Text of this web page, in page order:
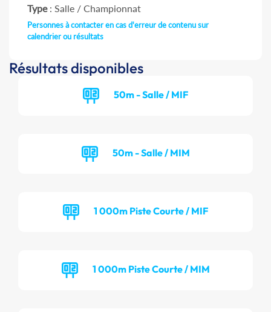
Type: Salle / Championnat
Personnes à contacter en cas d'erreur de contenu sur
calendrier ou résultats
Résultats disponibles
50m - Salle / MIF
50m - Salle / MIM
1 000m Piste Courte / MIF
1 000m Piste Courte / MIM